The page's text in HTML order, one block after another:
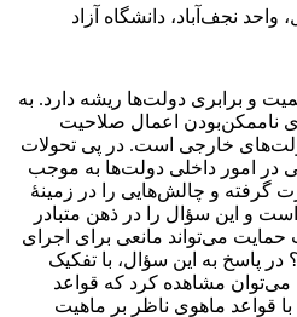
واحد نجف‌آباد، دانشگاه آزاد
و برابری دولت‌ها ریشه دارد. به
ناممکن‌بودن اعمال صلاحیت
خارجی است. در پی تحولات
در امور داخلی دولت‌ها به موجب
گرفته و چالش‌هایی را در زمینۀ
و این سؤال را در ذهن متبادر
حمایت می‌تواند مانعی برای اجرای
پاسخ به این سؤال، با تفکیک
می‌توان مشاهده کرد که قواعد
قواعد ماهوی ناظر بر ماهیت